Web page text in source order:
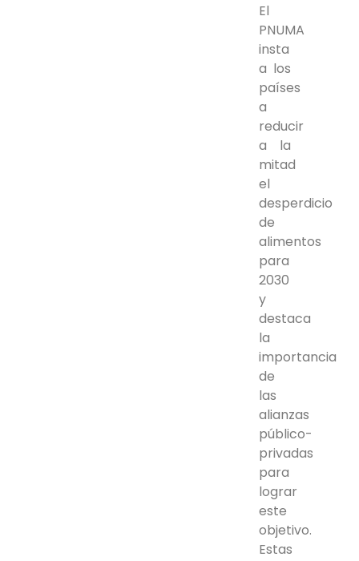
El
PNUMA
insta
a los
países
a
reducir
a la
mitad
el
desperdicio
de
alimentos
para
2030
y
destaca
la
importancia
de
las
alianzas
público-
privadas
para
lograr
este
objetivo.
Estas